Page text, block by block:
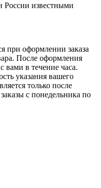
России известными
при оформлении заказа
После оформления
вами в течение часа.
указания вашего
только после
с понедельника по